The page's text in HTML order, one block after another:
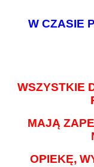
W CZASIE
WSZYSTKIE
MAJĄ
OPIEKĘ,